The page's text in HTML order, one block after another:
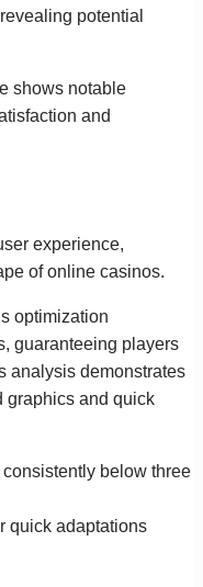
potential
shows notable
and
experience,
of online casinos.
optimization
guaranteeing players
analysis demonstrates
graphics and quick
below three
quick adaptations